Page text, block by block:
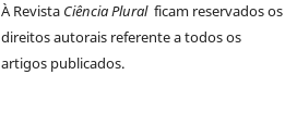
À Revista Ciência Pluralficam reservados os
direitos autorais referente a todos os
artigos publicados.